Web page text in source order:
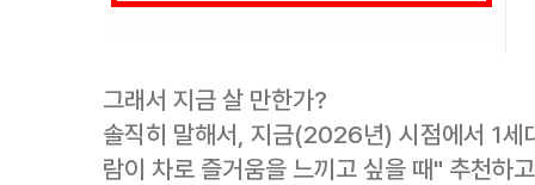
그래서 지금 살 만한가?
솔직히 말해서, 지금(2026년) 시점에서 1세
람이 차로 즐거움을 느끼고 싶을 때" 추천하